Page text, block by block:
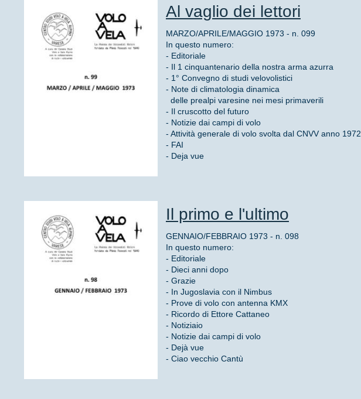
Al vaglio dei lettori
MARZO/APRILE/MAGGIO 1973 - n. 099
In questo numero:
- Editoriale
- Il 1 cinquantenario della nostra arma azurra
- 1° Convegno di studi velovolistici
- Note di climatologia dinamica
delle prealpi varesine nei mesi primaverili
- Il cruscotto del futuro
- Notizie dai campi di volo
- Attività generale di volo svolta dal CNVV anno 1972
- FAI
- Deja vue
Il primo e l'ultimo
GENNAIO/FEBBRAIO 1973 - n. 098
In questo numero:
- Editoriale
- Dieci anni dopo
- Grazie
- In Jugoslavia con il Nimbus
- Prove di volo con antenna KMX
- Ricordo di Ettore Cattaneo
- Notiziaio
- Notizie dai campi di volo
- Dejà vue
- Ciao vecchio Cantù